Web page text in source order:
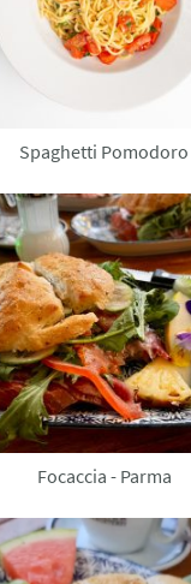
Spaghetti Pomodoro
Focaccia - Parma